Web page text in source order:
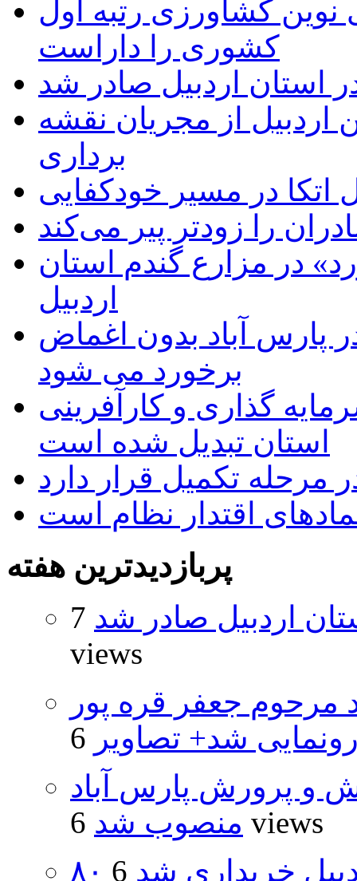
نوین کشاورزی رتبه اول
کشوری را داراست
استان اردبیل صادر شد
از مجریان نقشه
برداری
در مسیر خودکفایی
را زودتر پیر می‌کند
در مزارع گندم استان
اردبیل
پارس آباد بدون اغماض
برخورد می شود
گذاری و کارآفرینی
استان تبدیل شده است
مرحله تکمیل قرار دارد
اقتدار نظام است
پربازدیدترین هفته
اردبیل صادر شد 7
views
مرحوم جعفر قره پور
شد+ تصاویر
و پرورش پارس آباد
منصوب شد 6 views
خریداری شد